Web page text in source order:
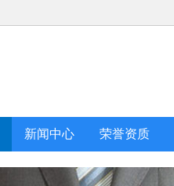
新闻中心 荣誉资质